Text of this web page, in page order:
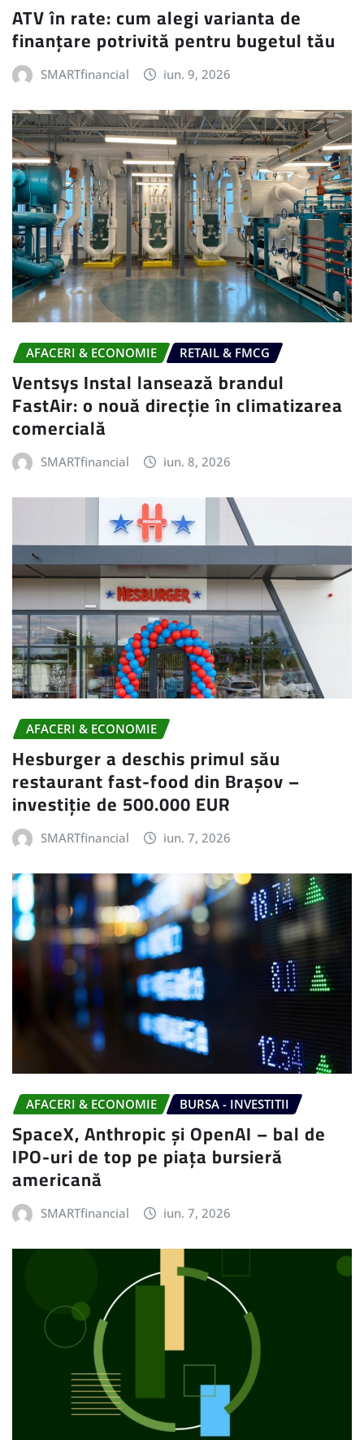
ATV în rate: cum alegi varianta de
finanțare potrivită pentru bugetul tău
SMARTfinancial iun. 9, 2026
AFACERI & ECONOMIE RETAIL & FMCG
Ventsys Instal lansează brandul
FastAir: o nouă direcție în climatizarea
comercială
SMARTfinancial iun. 8, 2026
AFACERI & ECONOMIE
Hesburger a deschis primul său
restaurant fast-food din Brașov –
investiție de 500.000 EUR
SMARTfinancial iun. 7, 2026
AFACERI & ECONOMIE BURSA - INVESTITII
SpaceX, Anthropic și OpenAI – bal de
IPO-uri de top pe piața bursieră
americană
SMARTfinancial iun. 7, 2026